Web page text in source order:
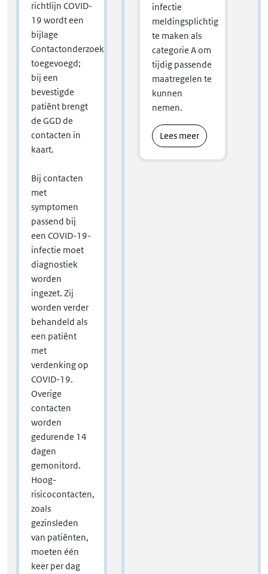
infectie
meldingsplichtig
te maken als
categorie A om
tijdig passende
maatregelen te
kunnen
nemen.
Lees meer
richtlijn COVID-
19 wordt een
bijlage
Contactonderzoek
toegevoegd;
bij een
bevestigde
patiënt brengt
de GGD de
contacten in
kaart.
Bij contacten
met
symptomen
passend bij
een COVID-19-
infectie moet
diagnostiek
worden
ingezet. Zij
worden verder
behandeld als
een patiënt
met
verdenking op
COVID-19.
Overige
contacten
worden
gedurende 14
dagen
gemonitord.
Hoog-
risicocontacten,
zoals
gezinsleden
van patiënten,
moeten één
keer per dag